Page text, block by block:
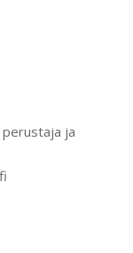
perustaja ja